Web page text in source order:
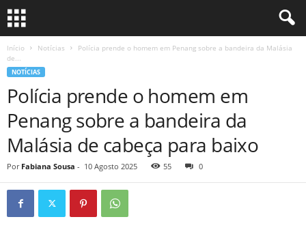
Início Notícias
Polícia prende o homem em Penang sobre a bandeira da Malásia
de...
NOTÍCIAS
Polícia prende o homem em
Penang sobre a bandeira da
Malásia de cabeça para baixo
Por Fabiana Sousa - 10 Agosto 2025 55 0